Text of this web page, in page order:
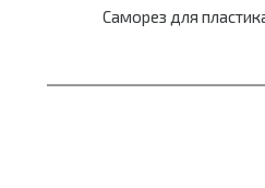
Саморез для